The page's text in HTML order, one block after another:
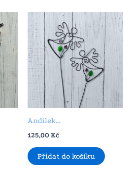
Andílek…
125,00 Kč
Přidat do košíku